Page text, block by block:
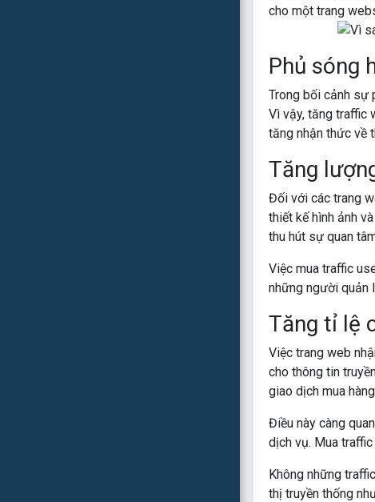
cho một trang
Phủ sóng
Trong bối cảnh sự
Vì vậy, tăng traffic
tăng nhận thức về
Tăng
Đối với các trang
thiết kế hình ảnh
thu hút sự quan
Việc mua traffic
những người quản
Tăng tỉ lệ
Việc trang web
cho thông tin
giao dịch mua
Điều này càng
dịch vụ. Mua
Không những
thị truyền thống